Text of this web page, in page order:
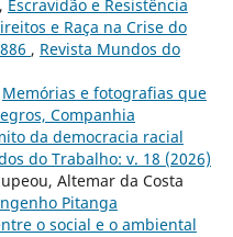
Escravidão e Resistência
e Raça na Crise do
, Revista Mundos do
Memórias e fotografias que
Companhia
da democracia racial
do Trabalho: v. 18 (2026)
Altemar da Costa
Pitanga
o social e o ambiental